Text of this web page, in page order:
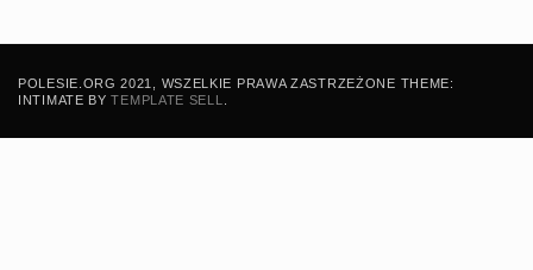
POLESIE.ORG 2021, WSZELKIE PRAWA ZASTRZEŻONE THEME:
INTIMATE BYTEMPLATE SELL